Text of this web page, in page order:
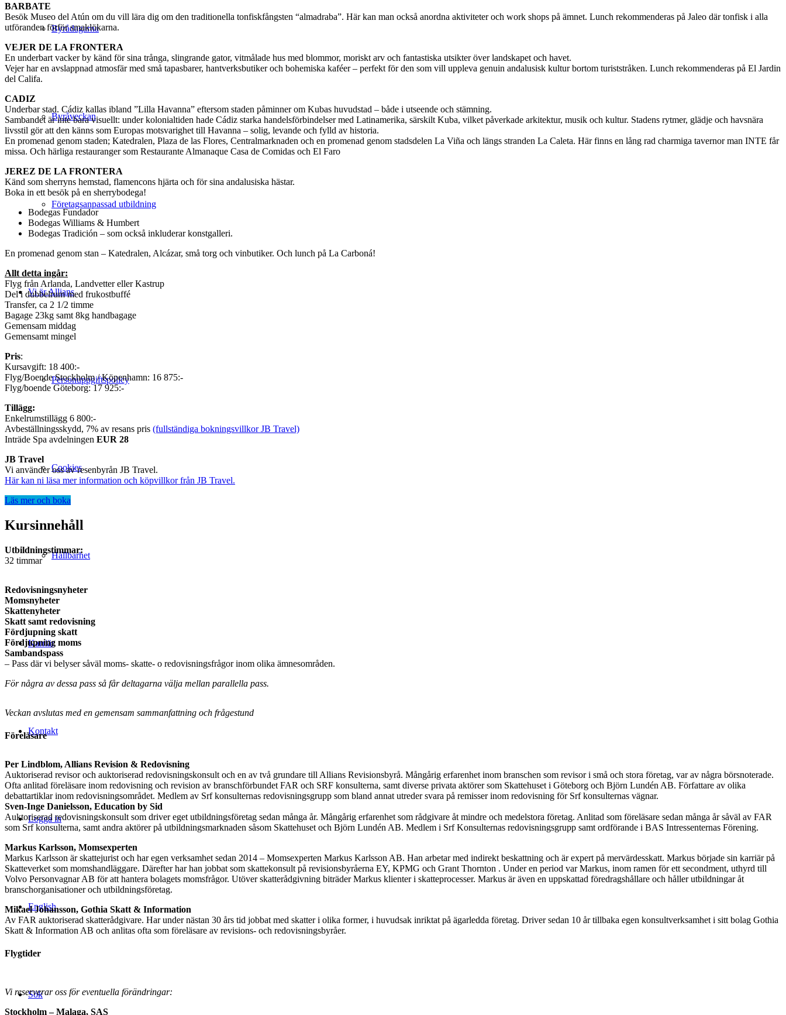
Byrådagarna
Byråveckan
Företagsanpassad utbildning
Vi är Allians
Personuppgiftspolicy
Cookies
Hållbarhet
Karriär
Kontakt
Logga in
English
Sök
BARBATE
Besök Museo del Atún om du vill lära dig om den traditionella tonfiskfångsten “almadraba”. Här kan man också anordna aktiviteter och work shops på ämnet. Lunch rekommenderas på Jaleo där tonfisk i alla
utföranden förför smaklökarna.
VEJER DE LA FRONTERA
En underbart vacker by känd för sina trånga, slingrande gator, vitmålade hus med blommor, moriskt arv och fantastiska utsikter över landskapet och havet.
Vejer har en avslappnad atmosfär med små tapasbarer, hantverksbutiker och bohemiska kaféer – perfekt för den som vill uppleva genuin andalusisk kultur bortom turiststråken. Lunch rekommenderas på El Jardin
del Califa.
CADIZ
Underbar stad. Cádiz kallas ibland ”Lilla Havanna” eftersom staden påminner om Kubas huvudstad – både i utseende och stämning.
Sambandet är inte bara visuellt: under kolonialtiden hade Cádiz starka handelsförbindelser med Latinamerika, särskilt Kuba, vilket påverkade arkitektur, musik och kultur. Stadens rytmer, glädje och havsnära
livsstil gör att den känns som Europas motsvarighet till Havanna – solig, levande och fylld av historia.
En promenad genom staden; Katedralen, Plaza de las Flores, Centralmarknaden och en promenad genom stadsdelen La Viña och längs stranden La Caleta. Här finns en lång rad charmiga tavernor man INTE får
missa. Och härliga restauranger som Restaurante Almanaque Casa de Comidas och El Faro
JEREZ DE LA FRONTERA
Känd som sherryns hemstad, flamencons hjärta och för sina andalu­siska hästar.
Boka in ett besök på en sherrybodega!
Bodegas Fundador
Bodegas Williams & Humbert
Bodegas Tradición – som också inkluderar konstgalleri.
En promenad genom stan – Katedralen, Alcázar, små torg och vinbutiker. Och lunch på La Carboná!
Allt detta ingår:
Flyg från Arlanda, Landvetter eller Kastrup
Del i dubbelrum med frukostbuffé
Transfer, ca 2 1/2 timme
Bagage 23kg samt 8kg handbagage
Gemensam middag
Gemensamt mingel
Pris:
Kursavgift: 18 400:-
Flyg/Boende Stockholm / Köpenhamn: 16 875:-
Flyg/boende Göteborg: 17 925:-
Tillägg:
Enkelrumstillägg 6 800:-
Avbeställningsskydd, 7% av resans pris (fullständiga bokningsvillkor JB Travel)
Inträde Spa avdelningen EUR 28
JB Travel
Vi använder oss av resenbyrån JB Travel.
Här kan ni läsa mer information och köpvillkor från JB Travel.
Läs mer och boka
Kursinnehåll
Utbildningstimmar:
32 timmar
Redovisningsnyheter
Momsnyheter
Skattenyheter
Skatt samt redovisning
Fördjupning skatt
Fördjupning moms
Sambandspass
– Pass där vi belyser såväl moms- skatte- o redovisningsfrågor inom olika ämnesområden.
För några av dessa pass så får deltagarna välja mellan parallella pass.
Veckan avslutas med en gemensam sammanfattning och frågestund
Föreläsare
Per Lindblom, Allians Revision & Redovisning
Auktoriserad revisor och auktoriserad redovisningskonsult och en av två grundare till Allians Revisionsbyrå. Mångårig erfarenhet inom branschen som revisor i små och stora företag, var av några börsnoterade.
Ofta anlitad föreläsare inom redovisning och revision av branschförbundet FAR och SRF konsulterna, samt diverse privata aktörer som Skattehuset i Göteborg och Björn Lundén AB. Författare av olika
debattartiklar inom redovisningsområdet. Medlem av Srf konsulternas redovisningsgrupp som bland annat utreder svara på remisser inom redovisning för Srf konsulternas vägnar.
Sven-Inge Danielsson, Education by Sid
Auktoriserad redovisningskonsult som driver eget utbildningsföretag sedan många år. Mångårig erfarenhet som rådgivare åt mindre och medelstora företag. Anlitad som föreläsare sedan många år såväl av FAR
som Srf konsulterna, samt andra aktörer på utbildningsmarknaden såsom Skattehuset och Björn Lundén AB. Medlem i Srf Konsulternas redovisningsgrupp samt ordförande i BAS Intressenternas Förening.
Markus Karlsson, Momsexperten
Markus Karlsson är skattejurist och har egen verksamhet sedan 2014 – Momsexperten Markus Karlsson AB. Han arbetar med indirekt beskattning och är expert på mervärdesskatt. Markus började sin karriär på
Skatteverket som momshandläggare. Därefter har han jobbat som skattekonsult på revisionsbyråerna EY, KPMG och Grant Thornton . Under en period var Markus, inom ramen för ett secondment, uthyrd till
Volvo Personvagnar AB för att hantera bolagets momsfrågor. Utöver skatterådgivning biträder Markus klienter i skatteprocesser. Markus är även en uppskattad föredragshållare och håller utbildningar åt
branschorganisationer och utbildningsföretag.
Mikael Johansson, Gothia Skatt & Information
Av FAR auktoriserad skatterådgivare. Har under nästan 30 års tid jobbat med skatter i olika former, i huvudsak inriktat på ägarledda företag. Driver sedan 10 år tillbaka egen konsultverksamhet i sitt bolag Gothia
Skatt & Information AB och anlitas ofta som föreläsare av revisions- och redovisningsbyråer.
Flygtider
Vi reserverar oss för eventuella förändringar:
Stockholm – Malaga, SAS